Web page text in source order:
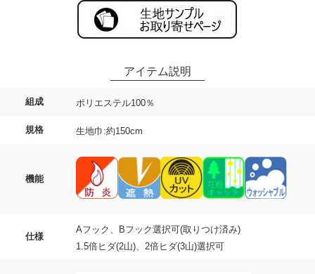
組成 ポリエステル100％
規格 生地巾:約150cm
機能
仕様
Aフック、Bフック選択可(取りつけ済み)
1.5倍ヒダ(2山)、2倍ヒダ(3山)選択可